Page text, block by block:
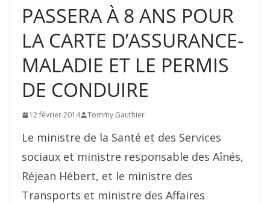
PASSERA À 8 ANS POUR
LA CARTE D’ASSURANCE-
MALADIE ET LE PERMIS
DE CONDUIRE
12 février 2014 Tommy Gauthier
Le ministre de la Santé et des Services
sociaux et ministre responsable des Aînés,
Réjean Hébert, et le ministre des
Transports et ministre des Affaires